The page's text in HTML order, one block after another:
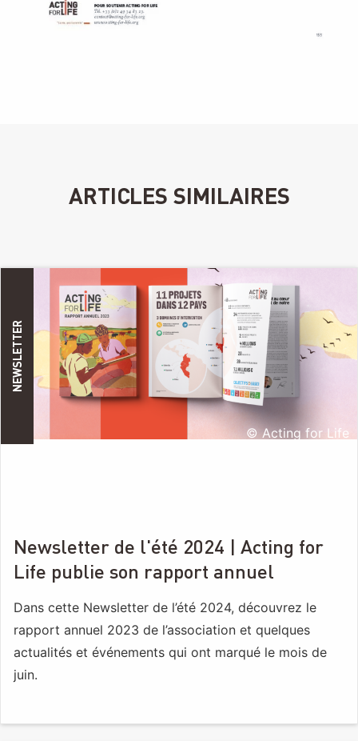
ARTICLES SIMILAIRES
NEWSLETTER
© Acting for Life
Newsletter de l'été 2024 | Acting for
Life publie son rapport annuel
Dans cette Newsletter de l’été 2024, découvrez le
rapport annuel 2023 de l’association et quelques
actualités et événements qui ont marqué le mois de
juin.